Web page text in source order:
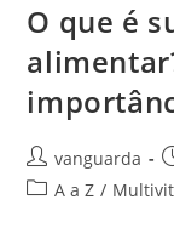
O que é
vanguarda
A a Z /